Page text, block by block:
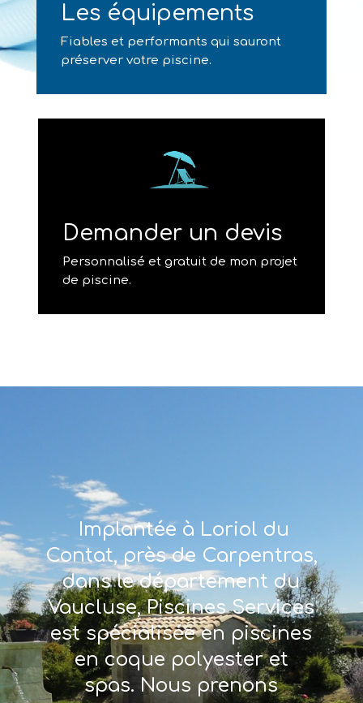
Les équipements
Fiables et performants qui sauront
préserver votre piscine.
Demander un devis
Personnalisé et gratuit de mon projet
de piscine.
Implantée à Loriol du
Contat, près de Carpentras,
dans le département du
Vaucluse, Piscines Services
est spécialisée en piscines
en coque polyester et
spas. Nous prenons